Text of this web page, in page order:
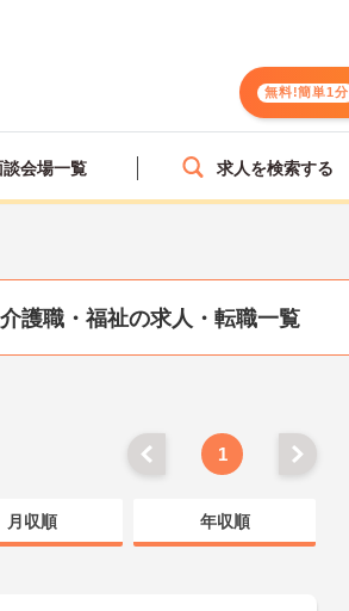
無料!簡単1分
談会場一覧 求人を検索する
介護職・福祉の求人・転職一覧
1
月収順 年収順